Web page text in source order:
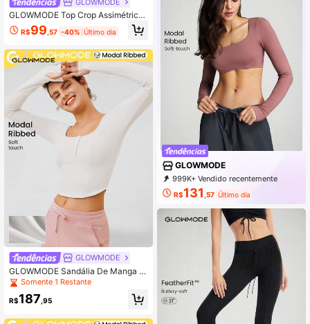
GLOWMODE Top Crop Assimétrico
De Malha Featherfit™ Made The Cu
t
R$99 ,57 -40% Último dia
GLOWMODE
GLOWMODE Sandália De Manga C
omprida Com Bainha Curva Em Mo
dal Rib E Furo Para O Polegar
Somente 1 Restante
R$187 ,95
GLOWMODE
999K+ Vendido recentemente
500K+ Compra recorrente
2.2M Assinatura
R$131 ,57 Último dia